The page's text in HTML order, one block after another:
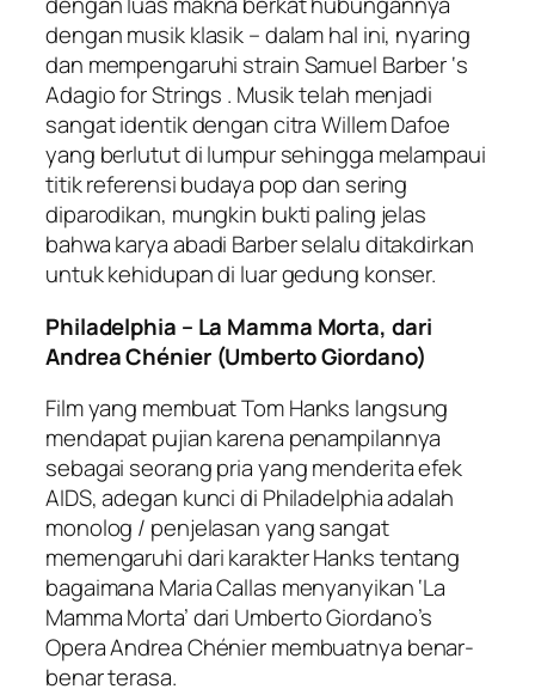
dengan musik klasik – dalam hal ini, nyaring
dan mempengaruhi strain Samuel Barber ‘s
Adagio for Strings . Musik telah menjadi
sangat identik dengan citra Willem Dafoe
yang berlutut di lumpur sehingga melampaui
titik referensi budaya pop dan sering
diparodikan, mungkin bukti paling jelas
bahwa karya abadi Barber selalu ditakdirkan
untuk kehidupan di luar gedung konser.
Philadelphia – La Mamma Morta, dari
Andrea Chénier (Umberto Giordano)
Film yang membuat Tom Hanks langsung
mendapat pujian karena penampilannya
sebagai seorang pria yang menderita efek
AIDS, adegan kunci di Philadelphia adalah
monolog / penjelasan yang sangat
memengaruhi dari karakter Hanks tentang
bagaimana Maria Callas menyanyikan ‘La
Mamma Morta’ dari Umberto Giordano’s
Opera Andrea Chénier membuatnya benar-
benar terasa.